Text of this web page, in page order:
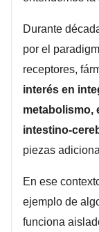
Durante
por el
receptores,
interés en
metabolismo,
intestino-
piezas
En ese
ejemplo de
funciona